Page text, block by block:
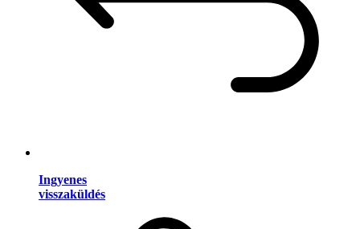
Ingyenes
visszaküldés